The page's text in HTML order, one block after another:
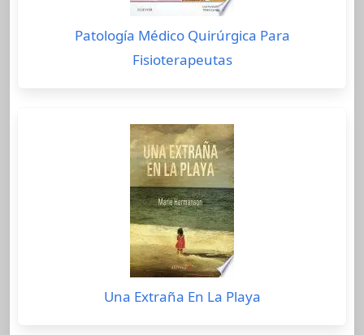
Patología Médico Quirúrgica Para
Fisioterapeutas
Una Extraña En La Playa